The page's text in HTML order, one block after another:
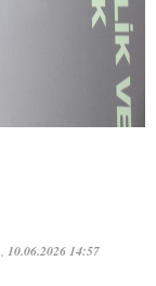
10.06.2026 14:57